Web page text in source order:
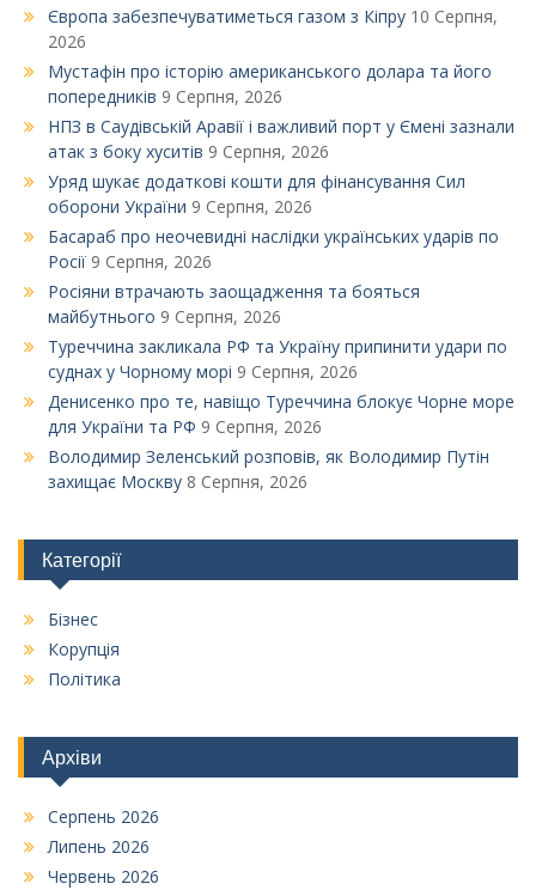
Європа забезпечуватиметься газом з Кіпру 10 Серпня,
2026
Мустафін про історію американського долара та його
попередників 9 Серпня, 2026
НПЗ в Саудівській Аравії і важливий порт у Ємені зазнали
атак з боку хуситів 9 Серпня, 2026
Уряд шукає додаткові кошти для фінансування Сил
оборони України 9 Серпня, 2026
Басараб про неочевидні наслідки українських ударів по
Росії 9 Серпня, 2026
Росіяни втрачають заощадження та бояться
майбутнього 9 Серпня, 2026
Туреччина закликала РФ та Україну припинити удари по
суднах у Чорному морі 9 Серпня, 2026
Денисенко про те, навіщо Туреччина блокує Чорне море
для України та РФ 9 Серпня, 2026
Володимир Зеленський розповів, як Володимир Путін
захищає Москву 8 Серпня, 2026
Категорії
Бізнес
Корупція
Політика
Архіви
Серпень 2026
Липень 2026
Червень 2026